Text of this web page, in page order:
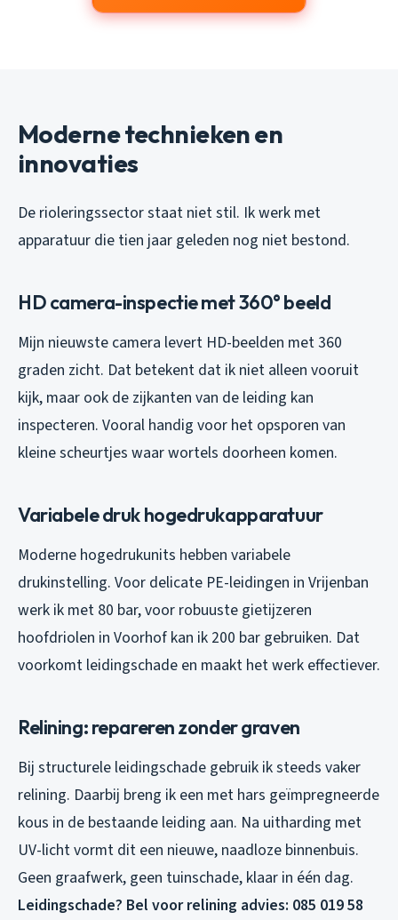
Moderne technieken en
innovaties
De rioleringssector staat niet stil. Ik werk met
apparatuur die tien jaar geleden nog niet bestond.
HD camera-inspectie met 360° beeld
Mijn nieuwste camera levert HD-beelden met 360
graden zicht. Dat betekent dat ik niet alleen vooruit
kijk, maar ook de zijkanten van de leiding kan
inspecteren. Vooral handig voor het opsporen van
kleine scheurtjes waar wortels doorheen komen.
Variabele druk hogedrukapparatuur
Moderne hogedrukunits hebben variabele
drukinstelling. Voor delicate PE-leidingen in Vrijenban
werk ik met 80 bar, voor robuuste gietijzeren
hoofdriolen in Voorhof kan ik 200 bar gebruiken. Dat
voorkomt leidingschade en maakt het werk effectiever.
Relining: repareren zonder graven
Bij structurele leidingschade gebruik ik steeds vaker
relining. Daarbij breng ik een met hars geïmpregneerde
kous in de bestaande leiding aan. Na uitharding met
UV-licht vormt dit een nieuwe, naadloze binnenbuis.
Geen graafwerk, geen tuinschade, klaar in één dag.
Leidingschade? Bel voor relining advies: 085 019 58